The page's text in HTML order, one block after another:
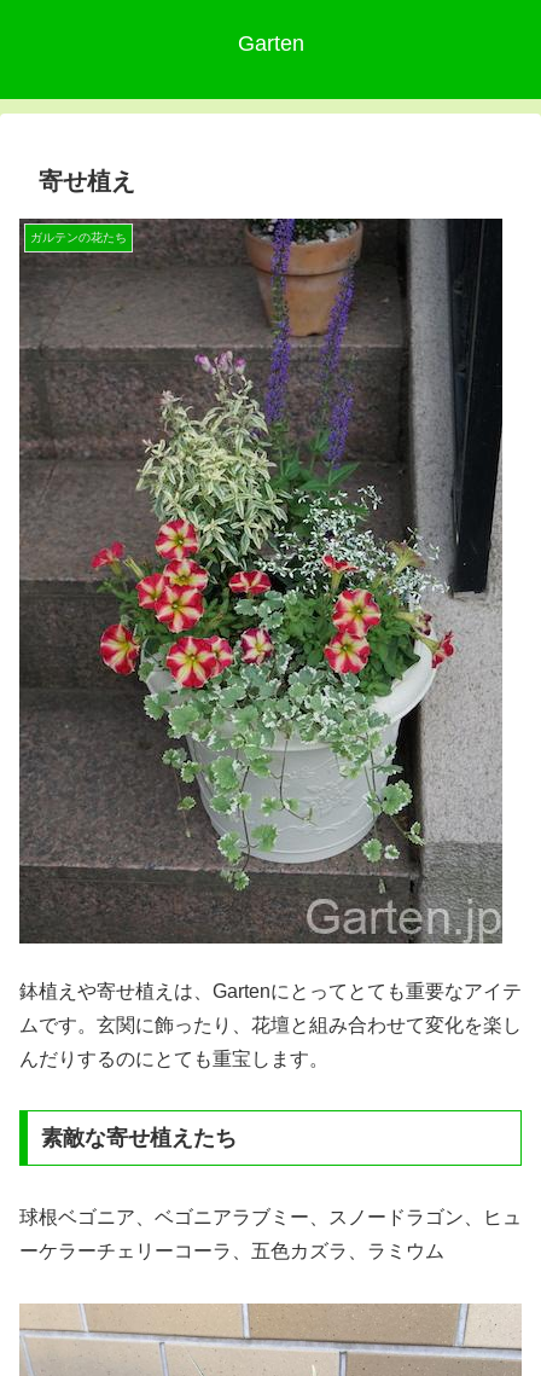
Garten
寄せ植え
ガルテンの花たち
鉢植えや寄せ植えは、Gartenにとってとても重要なアイテ
ムです。玄関に飾ったり、花壇と組み合わせて変化を楽し
んだりするのにとても重宝します。
素敵な寄せ植えたち
球根ベゴニア、ベゴニアラブミー、スノードラゴン、ヒュ
ーケラーチェリーコーラ、五色カズラ、ラミウム